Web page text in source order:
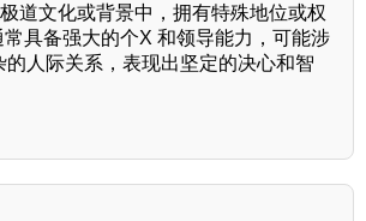
道文化或背景中，拥有特殊地位或权
具备强大的个X 和领导能力，可能涉
的人际关系，表现出坚定的决心和智